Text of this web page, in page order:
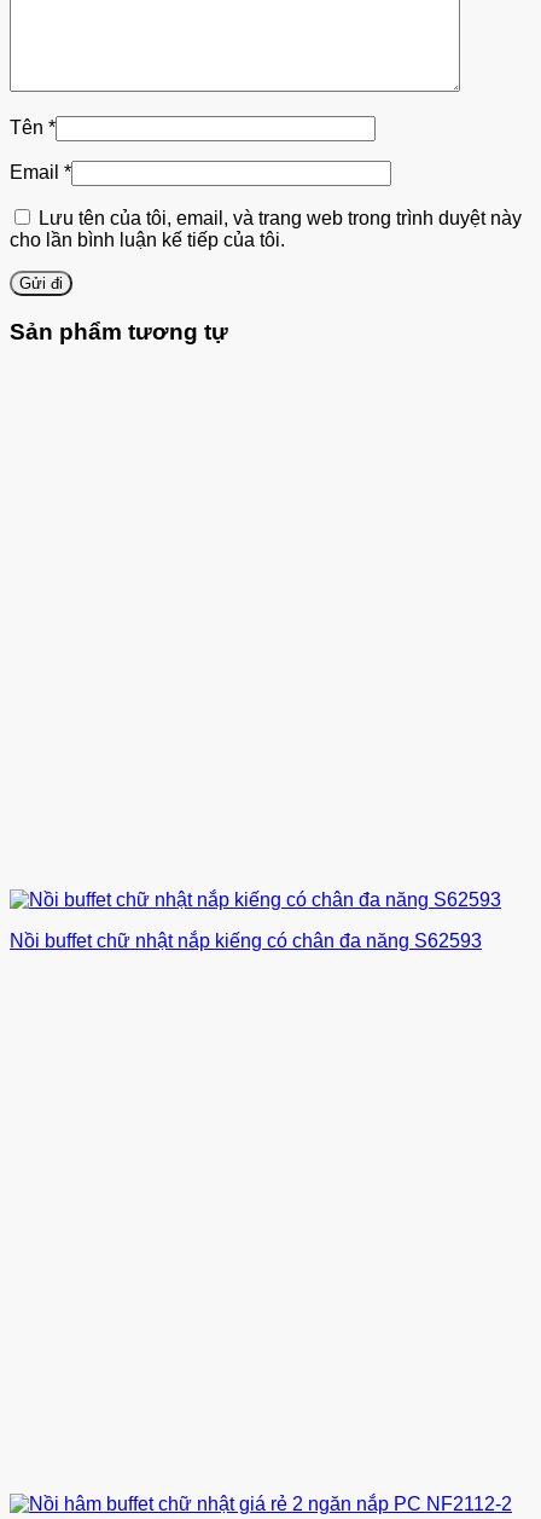
Tên *
Email *
Lưu tên của tôi, email, và trang web trong trình duyệt này
cho lần bình luận kế tiếp của tôi.
Sản phẩm tương tự
Nồi buffet chữ nhật nắp kiếng có chân đa năng S62593